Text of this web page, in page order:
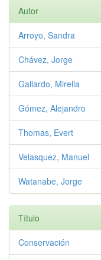
Autor
Arroyo, Sandra
Chávez, Jorge
Gallardo, Mirella
Gómez, Alejandro
Thomas, Evert
Velasquez, Manuel
Watanabe, Jorge
Título
Conservación